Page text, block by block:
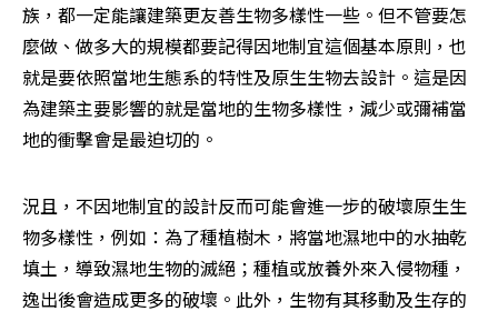
族，都一定能讓建築更友善生物多樣性一些。但不管要怎
麼做、做多大的規模都要記得因地制宜這個基本原則，也
就是要依照當地生態系的特性及原生生物去設計。這是因
為建築主要影響的就是當地的生物多樣性，減少或彌補當
地的衝擊會是最迫切的。
況且，不因地制宜的設計反而可能會進一步的破壞原生生
物多樣性，例如：為了種植樹木，將當地濕地中的水抽乾
填土，導致濕地生物的滅絕；種植或放養外來入侵物種，
逸出後會造成更多的破壞。此外，生物有其移動及生存的